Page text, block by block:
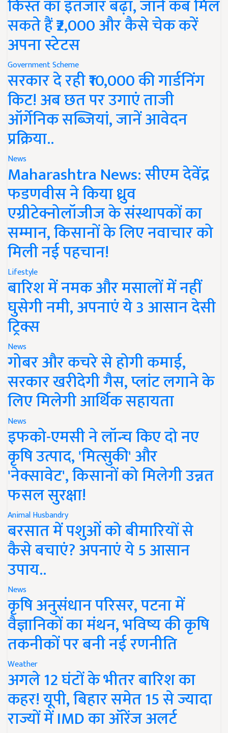
किस्त का इंतजार बढ़ा, जानें कब मिल
सकते हैं ₹2,000 और कैसे चेक करें
अपना स्टेटस
Government Scheme
सरकार दे रही ₹10,000 की गार्डनिंग
किट! अब छत पर उगाएं ताजी
ऑर्गेनिक सब्जियां, जानें आवेदन
प्रक्रिया..
News
Maharashtra News: सीएम देवेंद्र
फडणवीस ने किया ध्रुव
एग्रीटेक्नोलॉजीज के संस्थापकों का
सम्मान, किसानों के लिए नवाचार को
मिली नई पहचान!
Lifestyle
बारिश में नमक और मसालों में नहीं
घुसेगी नमी, अपनाएं ये 3 आसान देसी
ट्रिक्स
News
गोबर और कचरे से होगी कमाई,
सरकार खरीदेगी गैस, प्लांट लगाने के
लिए मिलेगी आर्थिक सहायता
News
इफको-एमसी ने लॉन्च किए दो नए
कृषि उत्पाद, 'मित्सुकी' और
'नेक्सावेट', किसानों को मिलेगी उन्नत
फसल सुरक्षा!
Animal Husbandry
बरसात में पशुओं को बीमारियों से
कैसे बचाएं? अपनाएं ये 5 आसान
उपाय..
News
कृषि अनुसंधान परिसर, पटना में
वैज्ञानिकों का मंथन, भविष्य की कृषि
तकनीकों पर बनी नई रणनीति
Weather
अगले 12 घंटों के भीतर बारिश का
कहर! यूपी, बिहार समेत 15 से ज्यादा
राज्यों में IMD का ऑरेंज अलर्ट